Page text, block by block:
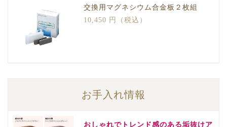
交換用マグネシウム合金板２枚組
10,450 円（税込）
お手入れ情報
おしゃれでトレンド感のある垢抜けア